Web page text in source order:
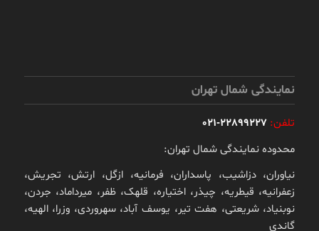
نمایندگی شمال تهران
تلفن: 22899227-021
محدوده نمایندگی شمال تهران:
نیاوران، دزاشیب، پاسداران، فرمانیه، ازگل، ارتش، تجریش،
زعفرانیه، قیطریه، چیذر، اختیاره، قلهک، ظفر، میرداماد، جردن،
نوبنیاد، شریعتی، هفت تیر، یوسف آباد، سهروردی، وزرا، الهیه،
گاندی